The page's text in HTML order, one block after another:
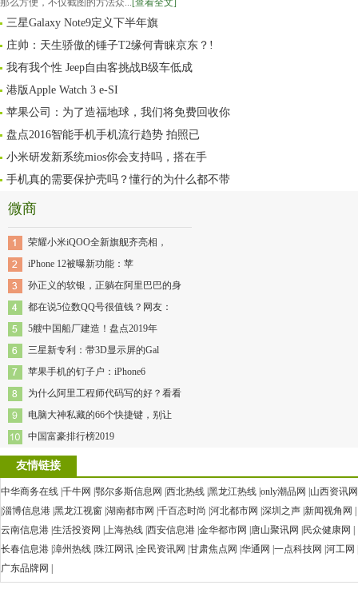
那么方便，不仅截图的方法众...[查看全文]
三星Galaxy Note9定义下半年旗
庄帅：天生骄傲的锤子T2缘何青睐京东？!
我有我个性 Jeep自由客挑战B级车低成
港版Apple Watch 3 e-SI
苹果公司：为了造福地球，我们将免费回收你
盘点2016智能手机手机流行趋势 拍照已
小米研发新系统mios你会支持吗，搭在手
手机真的需要保护壳吗？懂行的为什么都不带
微商
荣耀小米iQOO全新旗舰齐亮相，
iPhone 12被曝新功能：苹
孙正义的软银，正躺在阿里巴巴的身
都在说5位数QQ号很值钱？网友：
5艘中国船厂建造！盘点2019年
三星新专利：带3D显示屏的Gal
苹果手机的钉子户：iPhone6
为什么阿里工程师代码写的好？看看
电脑大神私藏的66个快捷键，别让
中国富豪排行榜2019
友情链接
中华商务在线 |千牛网 |鄂尔多斯信息网 |西北热线 |黑龙江热线 |only潮品网 |山西资讯网
|淄博信息港 |黑龙江视窗 |湖南都市网 |千百态时尚 |河北都市网 |深圳之声 |新闻视角网 |
云南信息港 |生活投资网 |上海热线 |西安信息港 |金华都市网 |唐山聚讯网 |民众健康网 |
长春信息港 |漳州热线 |珠江网讯 |全民资讯网 |甘肃焦点网 |华通网 |一点科技网 |河工网
广东品牌网 |